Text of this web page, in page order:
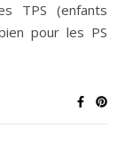
TPS (enfants
pour les PS